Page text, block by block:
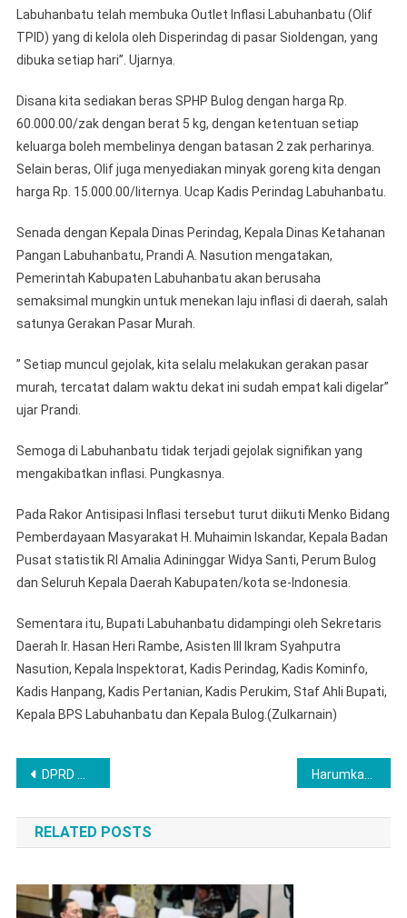
Labuhanbatu telah membuka Outlet Inflasi Labuhanbatu (Olif
TPID) yang di kelola oleh Disperindag di pasar Sioldengan, yang
dibuka setiap hari”. Ujarnya.
Disana kita sediakan beras SPHP Bulog dengan harga Rp.
60.000.00/zak dengan berat 5 kg, dengan ketentuan setiap
keluarga boleh membelinya dengan batasan 2 zak perharinya.
Selain beras, Olif juga menyediakan minyak goreng kita dengan
harga Rp. 15.000.00/liternya. Ucap Kadis Perindag Labuhanbatu.
Senada dengan Kepala Dinas Perindag, Kepala Dinas Ketahanan
Pangan Labuhanbatu, Prandi A. Nasution mengatakan,
Pemerintah Kabupaten Labuhanbatu akan berusaha
semaksimal mungkin untuk menekan laju inflasi di daerah, salah
satunya Gerakan Pasar Murah.
” Setiap muncul gejolak, kita selalu melakukan gerakan pasar
murah, tercatat dalam waktu dekat ini sudah empat kali digelar”
ujar Prandi.
Semoga di Labuhanbatu tidak terjadi gejolak signifikan yang
mengakibatkan inflasi. Pungkasnya.
Pada Rakor Antisipasi Inflasi tersebut turut diikuti Menko Bidang
Pemberdayaan Masyarakat H. Muhaimin Iskandar, Kepala Badan
Pusat statistik RI Amalia Adininggar Widya Santi, Perum Bulog
dan Seluruh Kepala Daerah Kabupaten/kota se-Indonesia.
Sementara itu, Bupati Labuhanbatu didampingi oleh Sekretaris
Daerah Ir. Hasan Heri Rambe, Asisten III Ikram Syahputra
Nasution, Kepala Inspektorat, Kadis Perindag, Kadis Kominfo,
Kadis Hanpang, Kadis Pertanian, Kadis Perukim, Staf Ahli Bupati,
Kepala BPS Labuhanbatu dan Kepala Bulog.(Zulkarnain)
Navigasi
pos
DPRD Musi Rawas Setujui Nota keuangan dan Rancangan Peraturan Daerah Tentang Perubahan APBD kabupaten Musi Rawas T.A. 2025
RELATED POSTS